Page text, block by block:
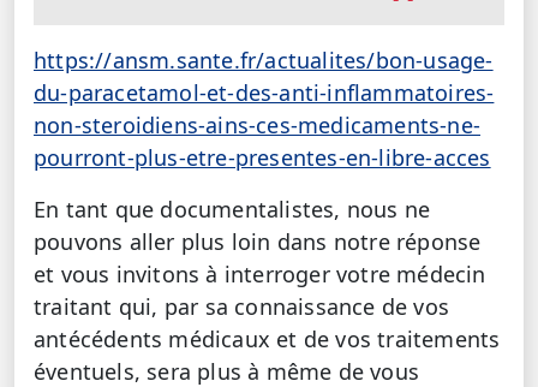
https://ansm.sante.fr/actualites/bon-usage-
du-paracetamol-et-des-anti-inflammatoires-
non-steroidiens-ains-ces-medicaments-ne-
pourront-plus-etre-presentes-en-libre-acces
En tant que documentalistes, nous ne
pouvons aller plus loin dans notre réponse
et vous invitons à interroger votre médecin
traitant qui, par sa connaissance de vos
antécédents médicaux et de vos traitements
éventuels, sera plus à même de vous